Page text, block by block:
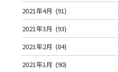
2021年4月 (91)
2021年3月 (93)
2021年2月 (84)
2021年1月 (90)